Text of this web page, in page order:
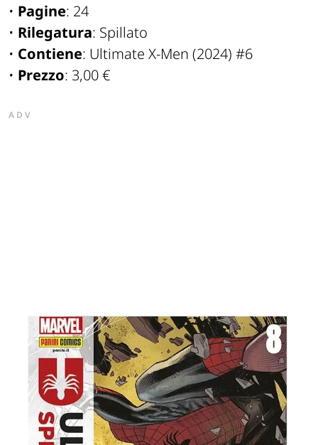
• Pagine: 24
• Rilegatura: Spillato
• Contiene: Ultimate X-Men (2024) #6
• Prezzo: 3,00 €
ADV